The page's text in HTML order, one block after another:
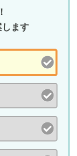
ます